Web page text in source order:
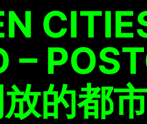
–
放的都